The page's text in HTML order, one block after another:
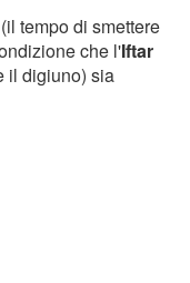
tempo di smettere
che l'Iftar
il digiuno) sia